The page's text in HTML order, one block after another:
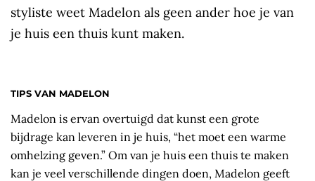
styliste weet Madelon als geen ander hoe je van
je huis een thuis kunt maken.
TIPS VAN MADELON
Madelon is ervan overtuigd dat kunst een grote
bijdrage kan leveren in je huis, “het moet een warme
omhelzing geven.” Om van je huis een thuis te maken
kan je veel verschillende dingen doen, Madelon geeft